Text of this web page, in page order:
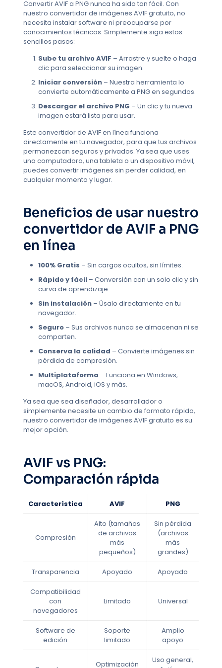
Convertir AVIF a PNG nunca ha sido tan fácil. Con
nuestro convertidor de imágenes AVIF gratuito, no
necesita instalar software ni preocuparse por
conocimientos técnicos. Simplemente siga estos
sencillos pasos:
Sube tu archivo AVIF – Arrastre y suelte o haga
clic para seleccionar su imagen.
Iniciar conversión– Nuestra herramienta lo
convierte automáticamente a PNG en segundos.
Descargar el archivo PNG – Un clic y tu nueva
imagen estará lista para usar.
Este convertidor de AVIF en línea funciona
directamente en tu navegador, para que tus archivos
permanezcan seguros y privados. Ya sea que uses
una computadora, una tableta o un dispositivo móvil,
puedes convertir imágenes sin perder calidad, en
cualquier momento y lugar.
Beneficios de usar nuestro
convertidor de AVIF a PNG
en línea
100% Gratis – Sin cargos ocultos, sin límites.
Rápido y fácil– Conversión con un solo clic y sin
curva de aprendizaje.
Sin instalación– Úsalo directamente en tu
navegador.
Seguro– Sus archivos nunca se almacenan ni se
comparten.
Conserva la calidad – Convierte imágenes sin
pérdida de compresión.
Multiplataforma – Funciona en Windows,
macOS, Android, iOS y más.
Ya sea que sea diseñador, desarrollador o
simplemente necesite un cambio de formato rápido,
nuestro convertidor de imágenes AVIF gratuito es su
mejor opción.
AVIF vs PNG:
Comparación rápida
Característica AVIF PNG
Compresión
Alto (tamaños
de archivos
más
pequeños)
Sin pérdida
(archivos
más
grandes)
Transparencia Apoyado Apoyado
Compatibilidad
con
navegadores
Limitado Universal
Software de
edición
Soporte
limitado
Amplio
apoyo
Optimización
Uso general,